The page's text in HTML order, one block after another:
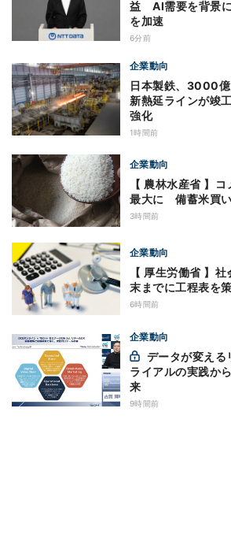
益 AI需要を背景
を加速
6分前
企業動向
日本製鉄、3000
新熱延ラインが竣
強化
1時間前
企業動向
【 農林水産省 】
最大に 備蓄米買
3時間前
企業動向
【 厚生労働省 】
末までに工程表を
6時間前
企業動向
ライアルの実践か
来
9時間前